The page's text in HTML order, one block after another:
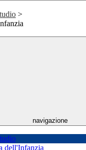
>
navigazione
dell'Infanzia